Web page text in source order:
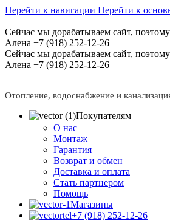
Перейти к навигации Перейти к
Сейчас мы дорабатываем сайт,
Алена +7 (918) 252-12-26
Сейчас мы дорабатываем сайт,
Алена +7 (918) 252-12-26
Отопление, водоснабжение и
Покупателям
О нас
Монтаж
Гарантия
Возврат и обмен
Доставка и оплата
Стать партнером
Помощь
Магазины
+7 (918) 252-12-26